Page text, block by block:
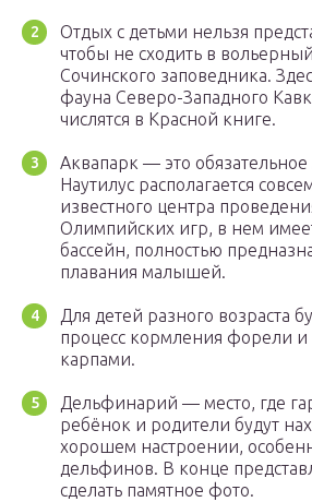
Отдых с детьми нельзя
чтобы не сходить в
Сочинского заповедника.
фауна Северо-Западного
числятся в Красной книге.
Аквапарк — это
Наутилус располагается
известного центра
Олимпийских игр, в нем
бассейн, полностью
плавания малышей.
Для детей разного возраста
процесс кормления форели и
карпами.
Дельфинарий — место, где
ребёнок и родители будут
хорошем настроении,
дельфинов. В конце
сделать памятное фото.